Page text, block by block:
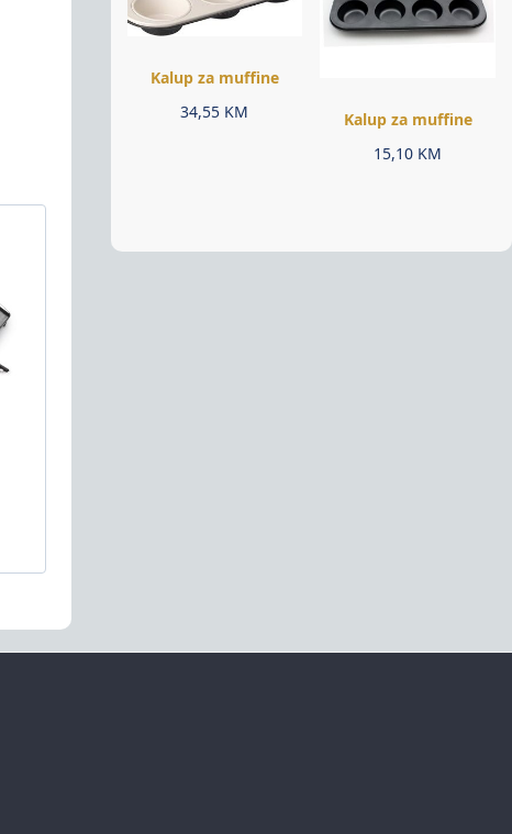
Kalup za muffine
34,55 KM
Kalup za muffine
15,10 KM